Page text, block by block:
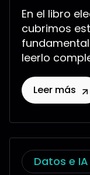
En el libro
cubrimos
leerlo
Leer más
Datos e IA